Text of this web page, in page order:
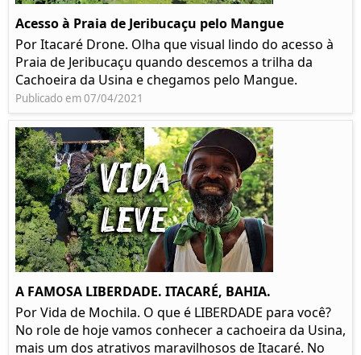
Acesso à Praia de Jeribucaçu pelo Mangue
Por Itacaré Drone. Olha que visual lindo do acesso à
Praia de Jeribucaçu quando descemos a trilha da
Cachoeira da Usina e chegamos pelo Mangue.
Publicado em 07/04/2021
A FAMOSA LIBERDADE. ITACARÉ, BAHIA.
Por Vida de Mochila. O que é LIBERDADE para você?
No role de hoje vamos conhecer a cachoeira da Usina,
mais um dos atrativos maravilhosos de Itacaré. No